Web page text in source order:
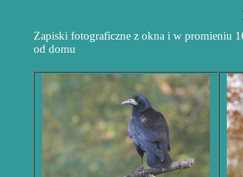
Zapiski fotograficzne z okna i w promieniu
od domu